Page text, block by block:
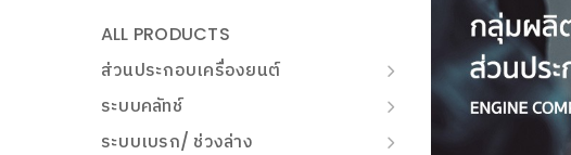
ALL PRODUCTS
ส่วนประกอบเครื่องยนต์
ระบบคลัทช์
ระบบเบรก/ ช่วงล่าง